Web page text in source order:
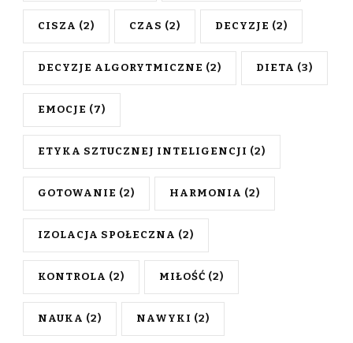
CISZA (2) CZAS (2) DECYZJE (2)
DECYZJE ALGORYTMICZNE (2) DIETA (3)
EMOCJE (7)
ETYKA SZTUCZNEJ INTELIGENCJI (2)
GOTOWANIE (2) HARMONIA (2)
IZOLACJA SPOŁECZNA (2)
KONTROLA (2) MIŁOŚĆ (2)
NAUKA (2) NAWYKI (2)